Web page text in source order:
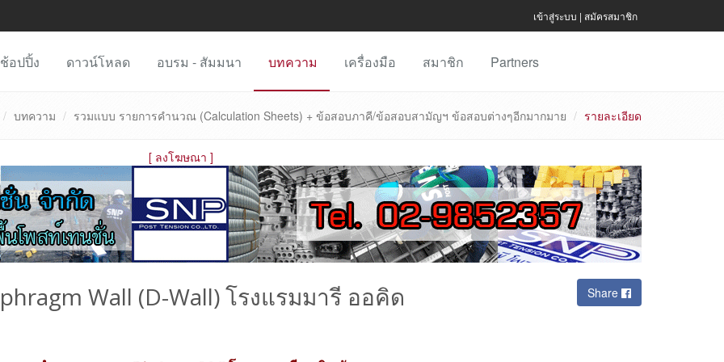
เข้าสู่ระบบ | สมัครสมาชิก
ช้อปปิ้ง ดาวน์โหลด อบรม - สัมมนา บทความ เครื่องมือ สมาชิก Partners
บทความ รวมแบบ รายการคำนวณ (Calculation Sheets) + ข้อสอบภาคี/ข้อสอบสามัญฯ ข้อสอบต่างๆอีกมากมาย รายละเอียด
[ ลงโฆษณา ]
Wall (D-Wall) โรงแรมมารี ออคิด Share